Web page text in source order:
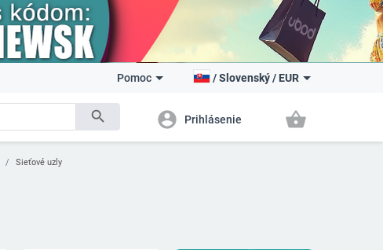
search
Pomoc /Slovenský/ EUR
account_circle Prihlásenie shopping_basket
Sieťové uzly